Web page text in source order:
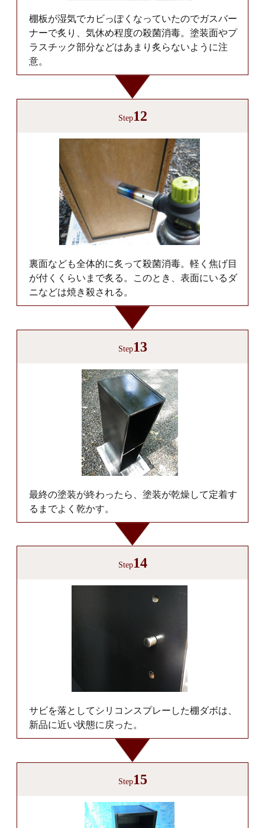
棚板が湿気でカビっぽくなっていたのでガスバー
ナーで炙り、気休め程度の殺菌消毒。塗装面やプ
ラスチック部分などはあまり炙らないように注
意。
Step12
裏面なども全体的に炙って殺菌消毒。軽く焦げ目
が付くくらいまで炙る。このとき、表面にいるダ
ニなどは焼き殺される。
Step13
最終の塗装が終わったら、塗装が乾燥して定着す
るまでよく乾かす。
Step14
サビを落としてシリコンスプレーした棚ダボは、
新品に近い状態に戻った。
Step15